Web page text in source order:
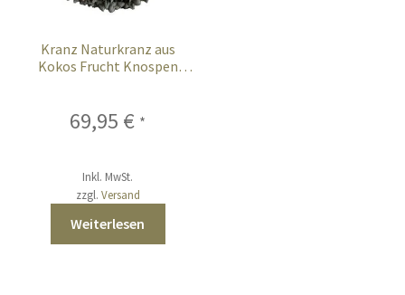
Kranz Naturkranz aus
Kokos Frucht Knospen
69,95 € *
Inkl. MwSt.
zzgl. Versand
Weiterlesen